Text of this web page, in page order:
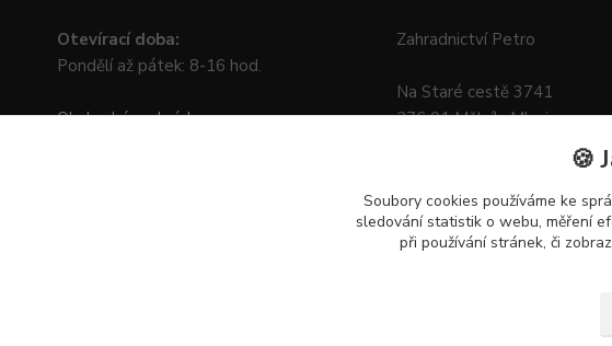
Otevírací doba:
Pondělí až pátek: 8-16 hod.
Obchodní podmínky
Zahradnictví Petro
Na Staré cestě 3741
276 01 Mělník–Mlazice
🍪
Soubory cookies používáme ke
sledování statistik o webu, měření
při používání stránek, či